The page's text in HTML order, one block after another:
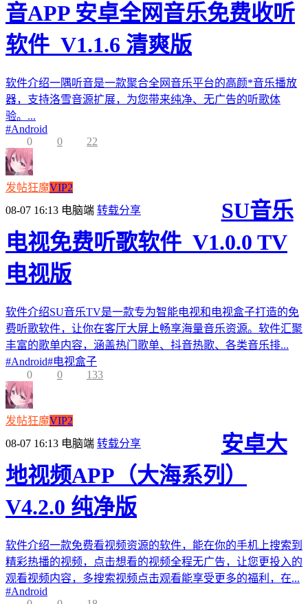
音APP 安卓全网音乐免费收听
软件_V1.1.6 清爽版
软件介绍一隅听音是一款聚合全网音乐平台的高颜*音乐播放
器，支持洛雪音源扩展，为您带来纯净、无广告的听歌体
验。...
#Android
0
0 22
发帖狂魔VIP2
08-07 16:13 电脑端 转载分享
SU音乐
电视免费听歌软件_V1.0.0 TV
电视版
软件介绍SU音乐TV是一款专为智能电视和电视盒子打造的免
费听歌软件，让你在客厅大屏上畅享海量音乐资源。软件汇聚
丰富的歌单内容，涵盖热门歌单、抖音热歌、各类音乐排...
#Android#电视盒子
0
0 133
发帖狂魔VIP2
08-07 16:13 电脑端 转载分享
安卓大
地视频APP（大海系列）
V4.2.0 纯净版
软件介绍一款免费看视频资源的软件，能在你的手机上搜索到
精彩热播的视频，点击想看的视频全程无广告，让您更投入的
观看视频内容，多搜索视频点击观看能享受更多的福利，在...
#Android